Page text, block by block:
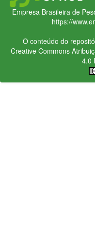
Empresa Brasileira de
https://
O conteúdo do
Creative Commons
4.0